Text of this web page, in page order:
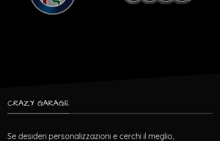
CRAZY GARAGE
Se desideri personalizzazioni e cerchi il meglio,